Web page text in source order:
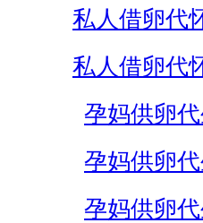
私人借卵代
私人借卵代
孕妈供卵
孕妈供卵
孕妈供卵